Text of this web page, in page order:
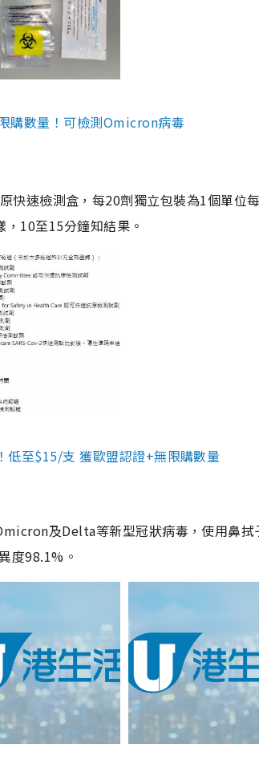
購數量！可檢測Omicron病毒
快速檢測盒，每20劑獨立包裝為1個單位
10至15分鐘知結果。
低至$15/支 獲歐盟認證+無限購數量
及Delta等新型冠狀病毒，使用鼻拭
度98.1%。